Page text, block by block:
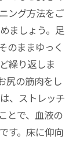
ング方法をご
ましょう。足
のままゆっく
繰り返しま
尻の筋肉をし
、ストレッチ
とで、血液の
す。床に仰向